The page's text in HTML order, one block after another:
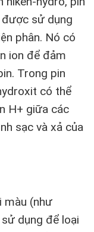
được sử dụng
phân. Nó có
ion để đảm
Trong pin
có thể
H+ giữa các
sạc và xả của
màu (như
dụng để loại